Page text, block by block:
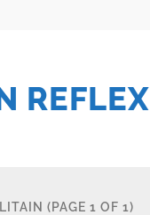
REFLEX
(PAGE 1 OF 1)